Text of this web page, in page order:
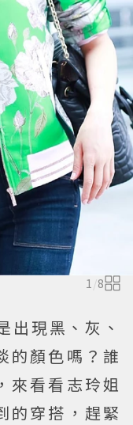
1/8
出現黑、灰、
的顏色嗎？誰
來看看志玲姐
的穿搭，趕緊